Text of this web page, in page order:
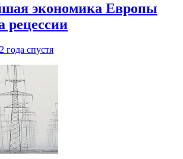
экономика Европы
рецессии
2 года спустя